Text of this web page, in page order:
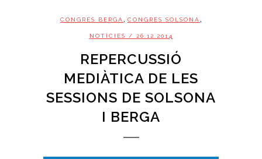
CONGRÉS BERGA CONGRÉS SOLSONA
NOTÍCIES / 26.12.2014
REPERCUSSIÓ
MEDIÀTICA DE LES
SESSIONS DE SOLSONA
I BERGA